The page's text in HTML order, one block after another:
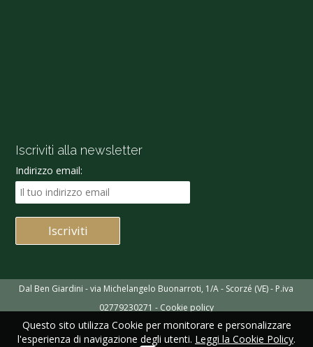
Iscriviti alla newsletter
Indirizzo email:
Dal Ben Giardini - via Michelangelo Buonarroti, 1/A - Scorzé (VE) - P.iva
02779230271 - Cookie policy
Questo sito utilizza Cookie per monitorare e personalizzare
l'esperienza di navigazione degli utenti. Leggi la Cookie Policy.